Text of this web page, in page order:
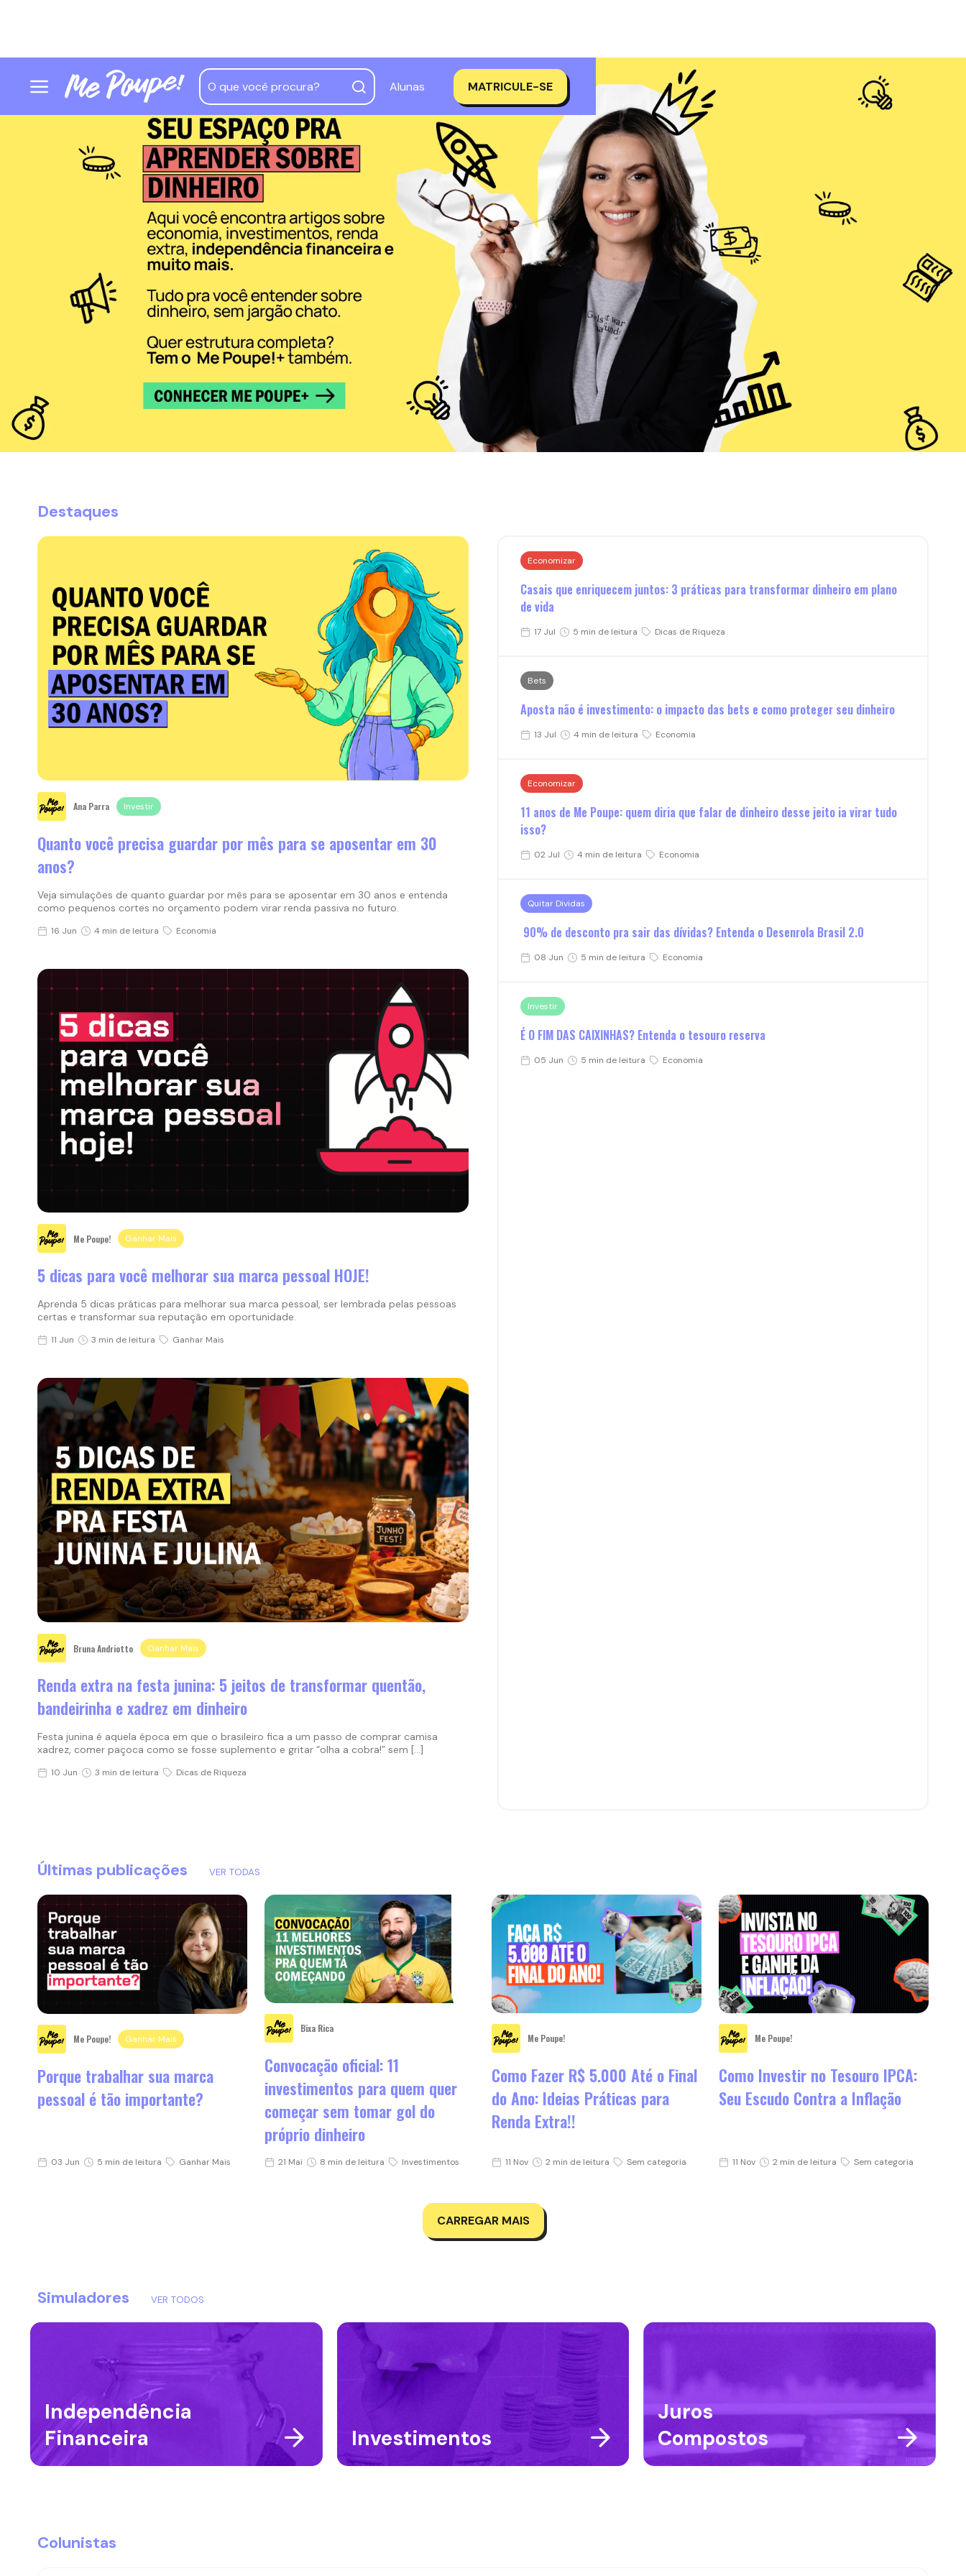
Alunas MATRICULE-SE
Destaques
Ana Parra Investir
Quanto você precisa guardar por mês para se aposentar em 30
anos?
Veja simulações de quanto guardar por mês para se aposentar em 30 anos e entenda
como pequenos cortes no orçamento podem virar renda passiva no futuro.
16 Jun 4 min de leitura Economia
Me Poupe! Ganhar Mais
5 dicas para você melhorar sua marca pessoal HOJE!
Aprenda 5 dicas práticas para melhorar sua marca pessoal, ser lembrada pelas pessoas
certas e transformar sua reputação em oportunidade.
11 Jun 3 min de leitura Ganhar Mais
Bruna Andriotto Ganhar Mais
Renda extra na festa junina: 5 jeitos de transformar quentão,
bandeirinha e xadrez em dinheiro
Festa junina é aquela época em que o brasileiro fica a um passo de comprar camisa
xadrez, comer paçoca como se fosse suplemento e gritar “olha a cobra!” sem […]
10 Jun 3 min de leitura Dicas de Riqueza
Economizar
Casais que enriquecem juntos: 3 práticas para transformar dinheiro em plano
de vida
17 Jul 5 min de leitura Dicas de Riqueza
Bets
Aposta não é investimento: o impacto das bets e como proteger seu dinheiro
13 Jul 4 min de leitura Economia
Economizar
11 anos de Me Poupe: quem diria que falar de dinheiro desse jeito ia virar tudo
isso?
02 Jul 4 min de leitura Economia
Quitar Dividas
90% de desconto pra sair das dívidas? Entenda o Desenrola Brasil 2.0
08 Jun 5 min de leitura Economia
Investir
É O FIM DAS CAIXINHAS? Entenda o tesouro reserva
05 Jun 5 min de leitura Economia
Últimas publicações VER TODAS
Me Poupe! Ganhar Mais
Porque trabalhar sua marca
pessoal é tão importante?
03 Jun 5 min de leitura Ganhar Mais
Bixa Rica
Convocação oficial: 11
investimentos para quem quer
começar sem tomar gol do
próprio dinheiro
21 Mai 8 min de leitura Investimentos
Me Poupe!
Como Fazer R$ 5.000 Até o Final
do Ano: Ideias Práticas para
Renda Extra!!
11 Nov 2 min de leitura Sem categoria
Me Poupe!
Como Investir no Tesouro IPCA:
Seu Escudo Contra a Inflação
11 Nov 2 min de leitura Sem categoria
CARREGAR MAIS
Simuladores VER TODOS
Independência
Financeira
Investimentos
Juros
Compostos
Colunistas